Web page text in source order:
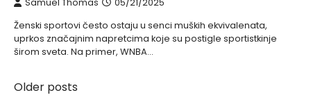
Samuel Thomas 05/21/2025
Ženski sportovi često ostaju u senci muških ekvivalenata,
uprkos značajnim napretcima koje su postigle sportistkinje
širom sveta. Na primer, WNBA…
Posts
Older posts